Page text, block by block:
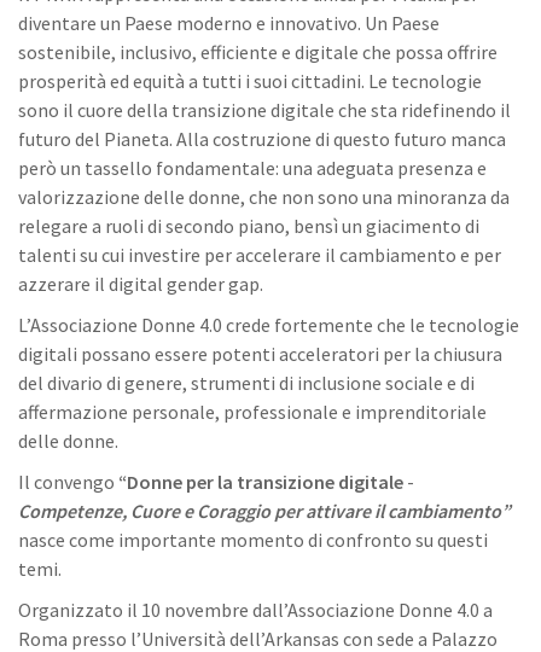
diventare un Paese moderno e innovativo. Un Paese
sostenibile, inclusivo, efficiente e digitale che possa offrire
prosperità ed equità a tutti i suoi cittadini. Le tecnologie
sono il cuore della transizione digitale che sta ridefinendo il
futuro del Pianeta. Alla costruzione di questo futuro manca
però un tassello fondamentale: una adeguata presenza e
valorizzazione delle donne, che non sono una minoranza da
relegare a ruoli di secondo piano, bensì un giacimento di
talenti su cui investire per accelerare il cambiamento e per
azzerare il digital gender gap.
L’Associazione Donne 4.0 crede fortemente che le tecnologie
digitali possano essere potenti acceleratori per la chiusura
del divario di genere, strumenti di inclusione sociale e di
affermazione personale, professionale e imprenditoriale
delle donne.
Il convengo “Donne per la transizione digitale -
Competenze, Cuore e Coraggio per attivare il cambiamento”
nasce come importante momento di confronto su questi
temi.
Organizzato il 10 novembre dall’Associazione Donne 4.0 a
Roma presso l’Università dell’Arkansas con sede a Palazzo